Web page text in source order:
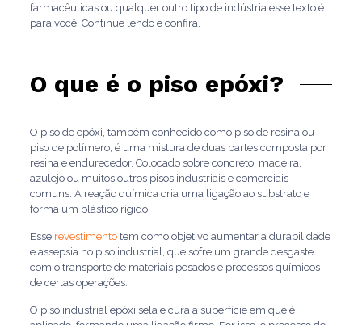
farmacêuticas ou qualquer outro tipo de indústria esse texto é
para você. Continue lendo e confira.
O que é o piso epóxi?
O piso de epóxi, também conhecido como piso de resina ou
piso de polímero, é uma mistura de duas partes composta por
resina e endurecedor. Colocado sobre concreto, madeira,
azulejo ou muitos outros pisos industriais e comerciais
comuns. A reação química cria uma ligação ao substrato e
forma um plástico rígido.
Esse revestimentotem como objetivo aumentar a durabilidade
e assepsia no piso industrial, que sofre um grande desgaste
com o transporte de materiais pesados e processos químicos
de certas operações.
O piso industrial epóxi sela e cura a superfície em que é